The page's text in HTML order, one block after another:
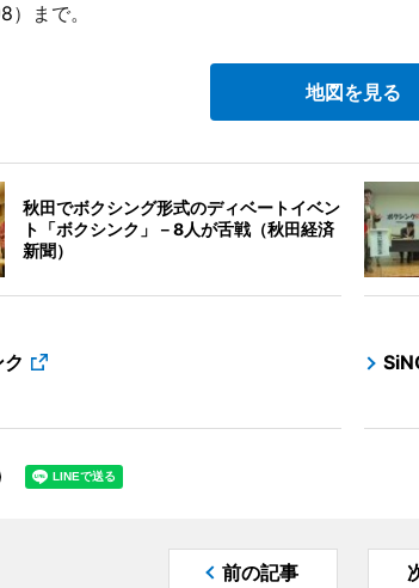
）まで。
地図を見る
秋田でボクシング形式のディベートイベン
ト「ボクシンク」－8人が舌戦（秋田経済
新聞）
前の記事